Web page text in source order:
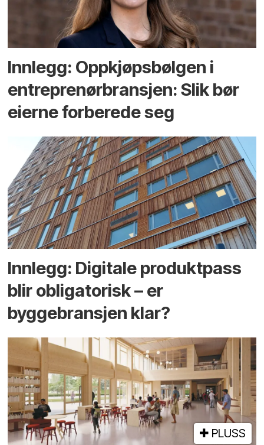
Innlegg: Oppkjøps­bølgen i
entreprenør­bransjen: Slik bør
eierne forberede seg
Innlegg: Digitale produktpass
blir obligatorisk – er
byggebransjen klar?
PLUSS